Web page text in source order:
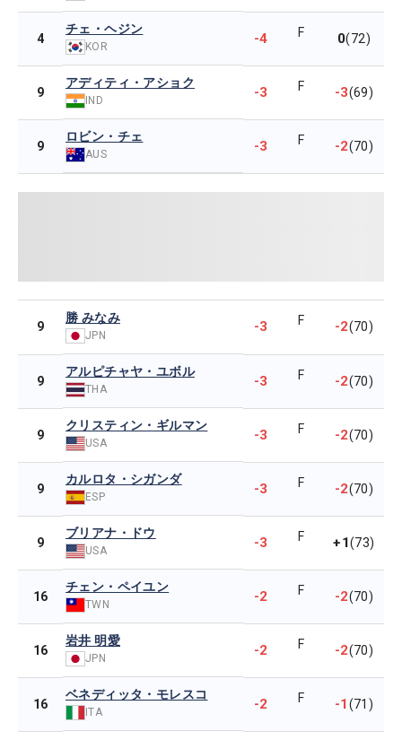
4
チェ・ヘジン
KOR -4 F 0(72)
9
アディティ・アショク
IND -3 F -3(69)
9
ロビン・チェ
AUS -3 F -2(70)
9
勝 みなみ
JPN
-3 F -2(70)
9
アルピチャヤ・ユボル
THA -3 F -2(70)
9
クリスティン・ギルマン
USA -3 F -2(70)
9
カルロタ・シガンダ
ESP -3 F -2(70)
9
ブリアナ・ドウ
USA -3 F +1(73)
16
チェン・ペイユン
TWN -2 F -2(70)
16
岩井 明愛
JPN -2 F -2(70)
16
ベネディッタ・モレスコ
ITA -2 F -1(71)